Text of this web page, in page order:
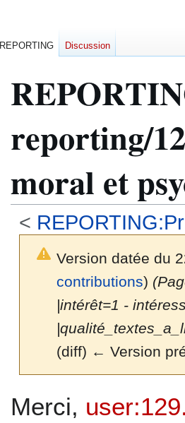
reporting/
moral et
<
Version datée du
contributions)
|intérêt=1 -
(diff) ← Version
Merci,
REPORTING Discussion